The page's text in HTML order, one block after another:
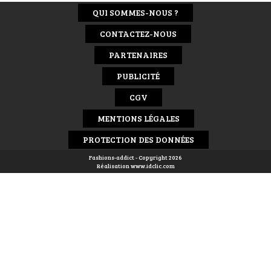
QUI SOMMES-NOUS ?
CONTACTEZ-NOUS
PARTENAIRES
PUBLICITÉ
CGV
MENTIONS LÉGALES
PROTECTION DES DONNÉES
Fashions-addict - Copyright 2026
Réalisation www.idclic.com